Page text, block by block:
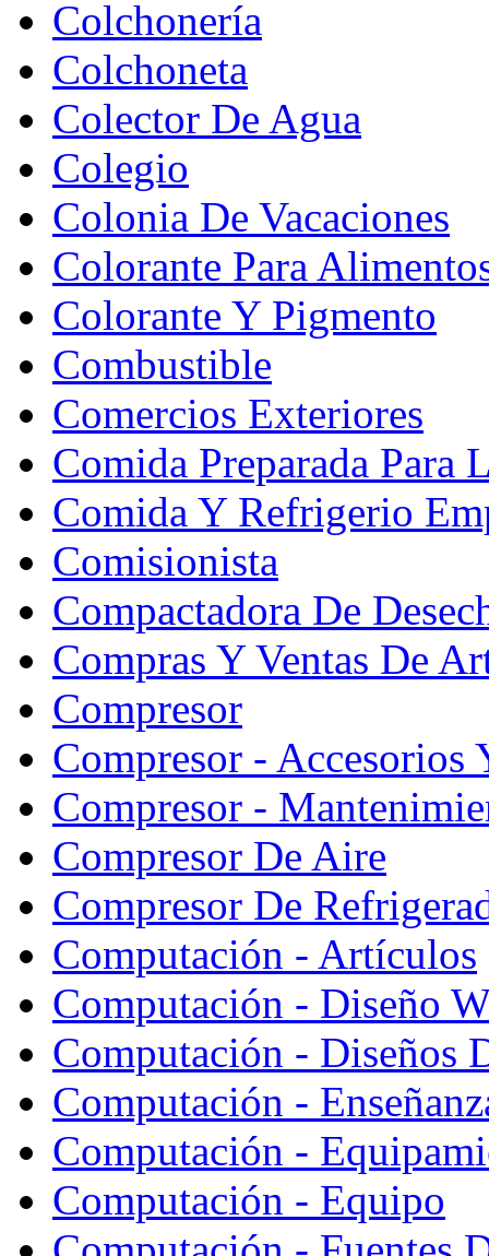
Colchonería
Colchoneta
Colector De Agua
Colegio
Colonia De Vacaciones
Colorante Para
Colorante Y Pigmento
Combustible
Comercios Exteriores
Comida Preparada Para
Comida Y Refrigerio
Comisionista
Compactadora De
Compras Y Ventas De
Compresor
Compresor - Accesorios
Compresor -
Compresor De Aire
Compresor De
Computación - Artículos
Computación - Diseño
Computación - Diseños
Computación -
Computación -
Computación - Equipo